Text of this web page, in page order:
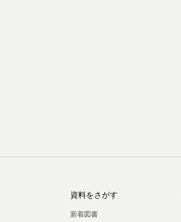
資料をさがす
新着図書